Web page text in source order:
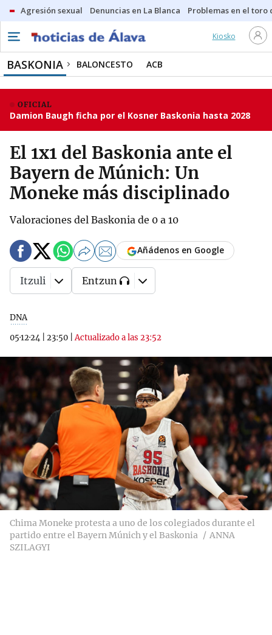
Agresión sexual Denuncias en La Blanca Problemas en el toro
Kiosko
BASKONIA BALONCESTO ACB
OFICIAL
Damion Baugh ficha por el Kosner Baskonia hasta 2028
El 1x1 del Baskonia ante el
Bayern de Múnich: Un
Moneke más disciplinado
Valoraciones del Baskonia de 0 a 10
DNA
05·12·24
23:50 |Actualizado a las 23:52
Añádenos en Google
Itzuli Entzun
Chima Moneke protesta a uno de los colegiados durante el
partido entre el Bayern Múnich y el Baskonia
ANNA
SZILAGYI